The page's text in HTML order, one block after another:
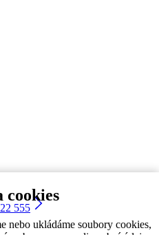
cookies
nebo ukládáme soubory cookies,
555